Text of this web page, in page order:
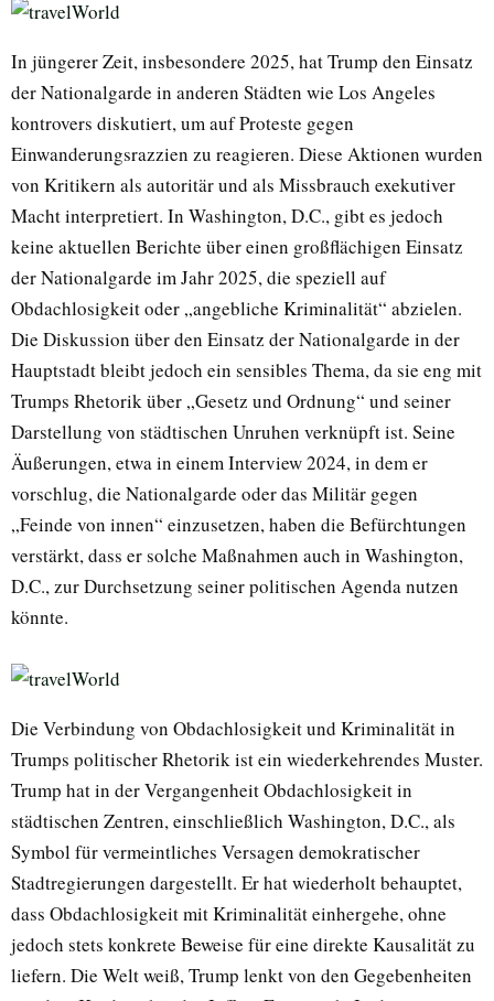
In jüngerer Zeit, insbesondere 2025, hat Trump den Einsatz
der Nationalgarde in anderen Städten wie Los Angeles
kontrovers diskutiert, um auf Proteste gegen
Einwanderungsrazzien zu reagieren. Diese Aktionen wurden
von Kritikern als autoritär und als Missbrauch exekutiver
Macht interpretiert. In Washington, D.C., gibt es jedoch
keine aktuellen Berichte über einen großflächigen Einsatz
der Nationalgarde im Jahr 2025, die speziell auf
Obdachlosigkeit oder „angebliche Kriminalität“ abzielen.
Die Diskussion über den Einsatz der Nationalgarde in der
Hauptstadt bleibt jedoch ein sensibles Thema, da sie eng mit
Trumps Rhetorik über „Gesetz und Ordnung“ und seiner
Darstellung von städtischen Unruhen verknüpft ist. Seine
Äußerungen, etwa in einem Interview 2024, in dem er
vorschlug, die Nationalgarde oder das Militär gegen
„Feinde von innen“ einzusetzen, haben die Befürchtungen
verstärkt, dass er solche Maßnahmen auch in Washington,
D.C., zur Durchsetzung seiner politischen Agenda nutzen
könnte.
Die Verbindung von Obdachlosigkeit und Kriminalität in
Trumps politischer Rhetorik ist ein wiederkehrendes Muster.
Trump hat in der Vergangenheit Obdachlosigkeit in
städtischen Zentren, einschließlich Washington, D.C., als
Symbol für vermeintliches Versagen demokratischer
Stadtregierungen dargestellt. Er hat wiederholt behauptet,
dass Obdachlosigkeit mit Kriminalität einhergehe, ohne
jedoch stets konkrete Beweise für eine direkte Kausalität zu
liefern. Die Welt weiß, Trump lenkt von den Gegebenheiten